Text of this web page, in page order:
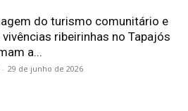
do turismo comunitário e
ribeirinhas no Tapajós
a...
- 29 de junho de 2026